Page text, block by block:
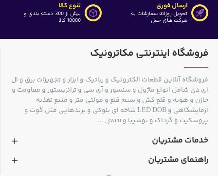
ارسال فوری
تحویل روزانه سفارشات به
شرکت های حمل
تنوع کالا
بیش از 300 دسته بندی و
10000 کالا
فروشگاه اینترنتی مکاترونیک
فروشگاه آنلاین قطعات الکترونیک و رباتیک و ابزار و تجهیزات برق و ال
ای دی شامل انواع ماژول و سنسور و آی سی و ترانزیستور و مقاومت و
خازن و هویه و قلع کش و سیم قلع و مولتی متر و منبع تغذیه
آزمایشگاهی و LED DOB شاخه ای بلوکی و برندهایی مثل گوت و
پروسکیت و گرداک و توشیبا و jwco , ...
خدمات مشتریان
راهنمای مشتریان